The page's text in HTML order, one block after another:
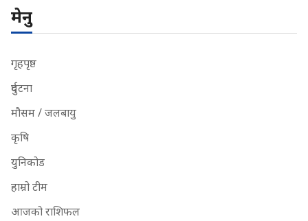
मेनु
गृहपृष्ठ
दुर्घटना
मौसम / जलबायु
कृषि
युनिकोड
हाम्रो टीम
आजको राशिफल